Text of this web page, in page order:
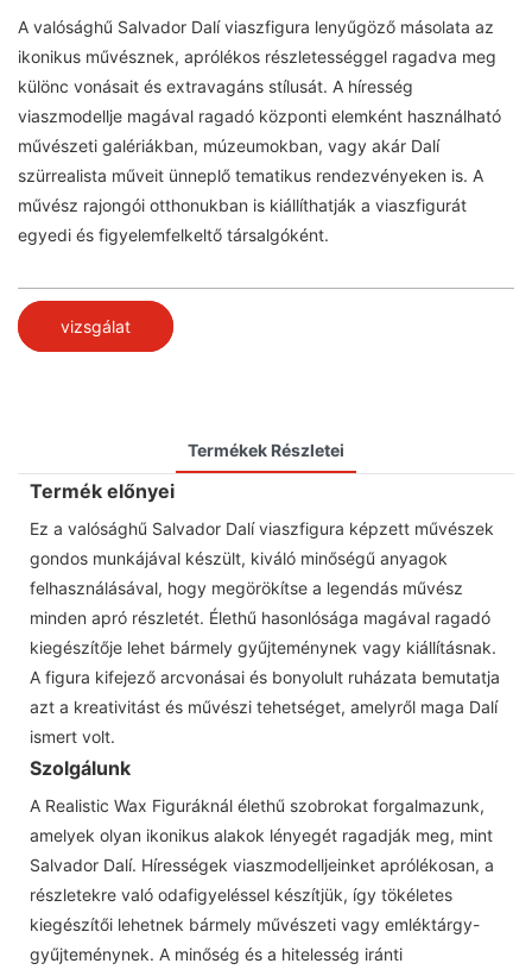
A valósághű Salvador Dalí viaszfigura lenyűgöző másolata az
ikonikus művésznek, aprólékos részletességgel ragadva meg
különc vonásait és extravagáns stílusát. A híresség
viaszmodellje magával ragadó központi elemként használható
művészeti galériákban, múzeumokban, vagy akár Dalí
szürrealista műveit ünneplő tematikus rendezvényeken is. A
művész rajongói otthonukban is kiállíthatják a viaszfigurát
egyedi és figyelemfelkeltő társalgóként.
vizsgálat
Termékek Részletei
Termék előnyei
Ez a valósághű Salvador Dalí viaszfigura képzett művészek
gondos munkájával készült, kiváló minőségű anyagok
felhasználásával, hogy megörökítse a legendás művész
minden apró részletét. Élethű hasonlósága magával ragadó
kiegészítője lehet bármely gyűjteménynek vagy kiállításnak.
A figura kifejező arcvonásai és bonyolult ruházata bemutatja
azt a kreativitást és művészi tehetséget, amelyről maga Dalí
ismert volt.
Szolgálunk
A Realistic Wax Figuráknál élethű szobrokat forgalmazunk,
amelyek olyan ikonikus alakok lényegét ragadják meg, mint
Salvador Dalí. Hírességek viaszmodelljeinket aprólékosan, a
részletekre való odafigyeléssel készítjük, így tökéletes
kiegészítői lehetnek bármely művészeti vagy emléktárgy-
gyűjteménynek. A minőség és a hitelesség iránti